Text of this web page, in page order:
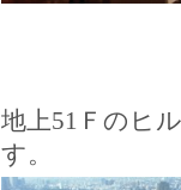
地上51Ｆのヒ
す。